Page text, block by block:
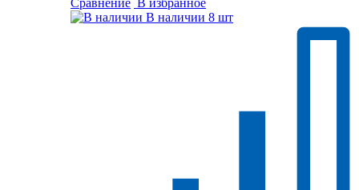
Сравнение В избранное
В наличии 8 шт